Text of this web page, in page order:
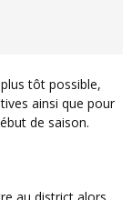
ainsi que pour
de saison.